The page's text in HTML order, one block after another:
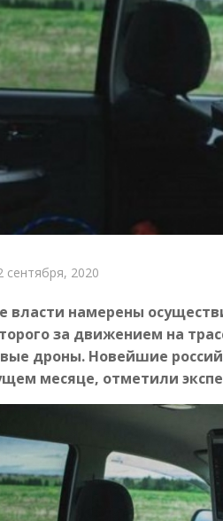
сентября, 2020
власти намерены
за движением на
дроны. Новейшие
месяце, отметили